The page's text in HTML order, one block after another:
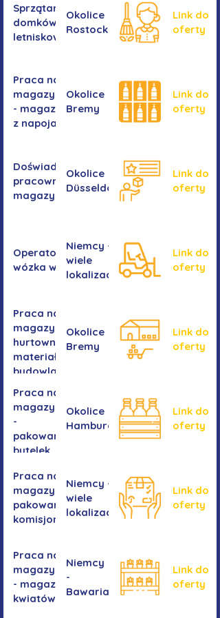
Sprzątanie
domków
letniskowych
Okolice
Rostocku
Link do
oferty
Praca na
magazynie
- magazyn
z napojami
Okolice
Bremy
Link do
oferty
Doświadczony
pracownik/pracownica
magazynu
Okolice
Düsseldorf
Link do
oferty
Operator/operatorka
wózka widłowego
Niemcy -
wiele
lokalizacji
Link do
oferty
Praca na
magazynie -
hurtownia
materiałów
budowlanych
Okolice
Bremy
Link do
oferty
Praca na
magazynie
-
pakowanie
butelek
Okolice
Hamburga
Link do
oferty
Praca na
magazynie /
pakowanie /
komisjonowanie
Niemcy -
wiele
lokalizacji
Link do
oferty
Praca na
magazynie
- magazyn
kwiatów
Niemcy
-
Bawaria
Link do
oferty